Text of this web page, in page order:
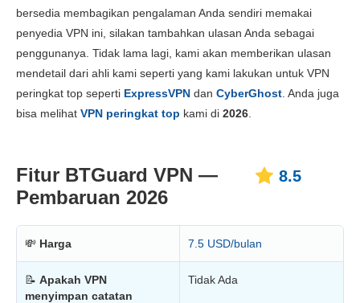
fitur utama 8.5
Instalasi dan App 8.6
Keandalan & Dukungan 8.5
bersedia membagikan pengalaman Anda sendiri memakai
penyedia VPN ini, silakan tambahkan ulasan Anda sebagai
penggunanya. Tidak lama lagi, kami akan memberikan ulasan
mendetail dari ahli kami seperti yang kami lakukan untuk VPN
peringkat top seperti ExpressVPN dan CyberGhost . Anda juga
bisa melihat VPN peringkat top kami di 2026
Fitur BTGuard VPN —
Pembaruan 2026
8.5
💸 Harga 7.5 USD/bulan
📝 Apakah VPN
menyimpan catatan
Tidak Ada